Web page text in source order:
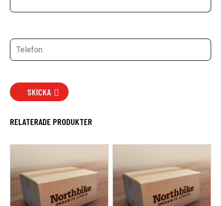
SKICKA
RELATERADE PRODUKTER